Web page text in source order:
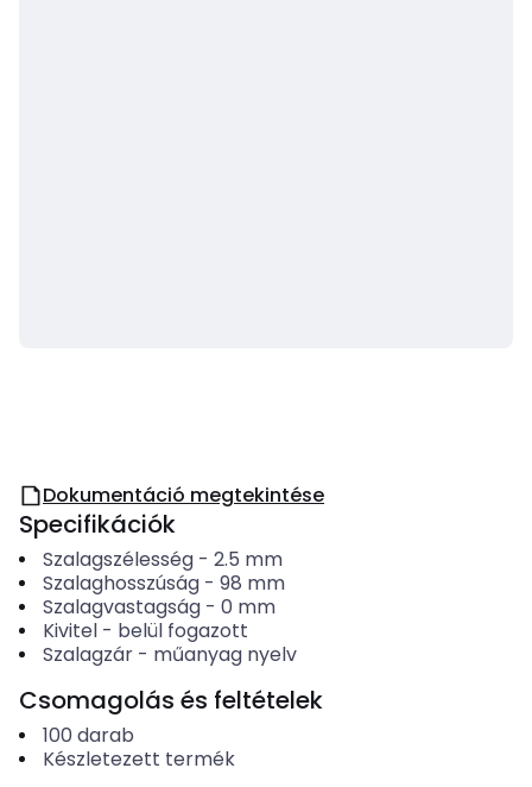
Dokumentáció megtekintése
Specifikációk
Szalagszélesség- 2.5 mm
Szalaghosszúság- 98 mm
Szalagvastagság- 0 mm
Kivitel- belül fogazott
Szalagzár- műanyag nyelv
Csomagolás és feltételek
100 darab
Készletezett termék